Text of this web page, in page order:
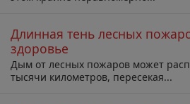
Длинная тень лесных
здоровье
Дым от лесных пожаров может
тысячи километров, пересекая...